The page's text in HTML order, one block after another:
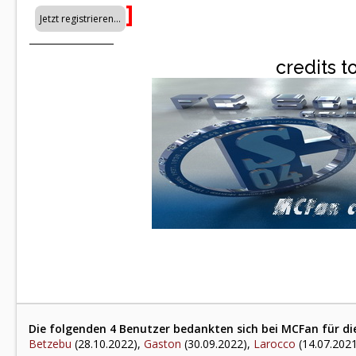
]
credits
Die folgenden 4 Benutzer bedankten sich bei MCFan für
Betzebu (28.10.2022), Gaston (30.09.2022), Larocco